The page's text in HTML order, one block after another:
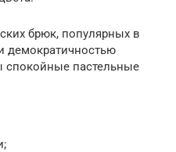
брюк, популярных в
демократичностью
спокойные пастельные